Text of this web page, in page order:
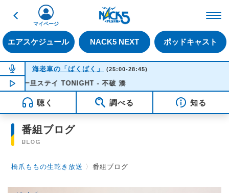
戻る
エアスケジュール NACK5 NEXT ポッドキャスト
マイページ
NOW ON AIR
海老車の「ばくばく」 (25:00-28:45)
NOW PLAYING 04:00
一旦ステイ TONIGHT - 不破 湊
聴く 調べる 知る
番組ブログ
BLOG
橋爪ももの生乾き放送 〉番組ブログ